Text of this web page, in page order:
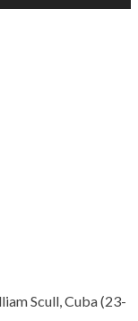
Scull, Cuba (23-